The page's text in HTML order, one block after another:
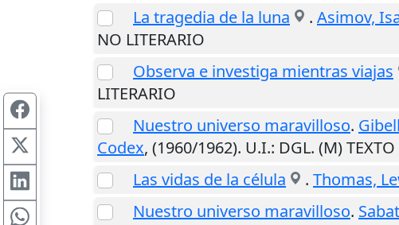
La tragedia de la luna
. Asimov,
NO LITERARIO
Observa e investiga mientras viajas
LITERARIO
Nuestro universo maravilloso.
Codex, (1960/1962). U.I.: DGL. (M)
Las vidas de la célula
. Thomas,
Nuestro universo maravilloso.